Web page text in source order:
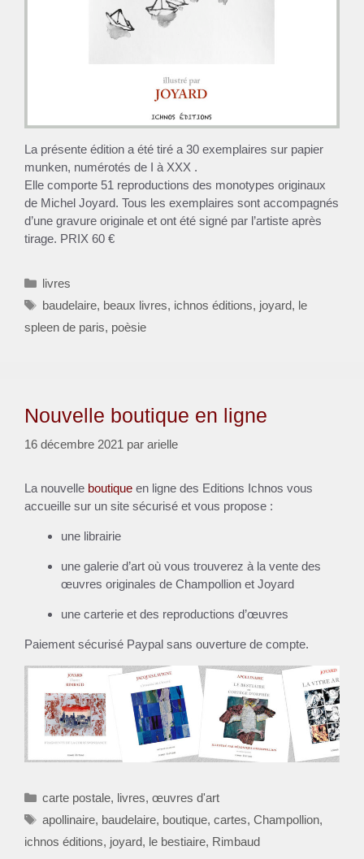
La présente édition a été tiré a 30 exemplaires sur papier
munken, numérotés de I à XXX .
Elle comporte 51 reproductions des monotypes originaux
de Michel Joyard. Tous les exemplaires sont accompagnés
d’une gravure originale et ont été signé par l’artiste après
tirage. PRIX 60 €
Catégories
livres
Étiquettes
baudelaire, beaux livres, ichnos éditions, joyard, le
spleen de paris, poèsie
Nouvelle boutique en ligne
16 décembre 2021 par arielle
La nouvelle boutique en ligne des Editions Ichnos vous
accueille sur un site sécurisé et vous propose :
une librairie
une galerie d’art où vous trouverez à la vente des
œuvres originales de Champollion et Joyard
une carterie et des reproductions d’œuvres
Paiement sécurisé Paypal sans ouverture de compte.
Catégories
carte postale, livres, œuvres d'art
Étiquettes
apollinaire, baudelaire, boutique, cartes, Champollion,
ichnos éditions, joyard, le bestiaire, Rimbaud